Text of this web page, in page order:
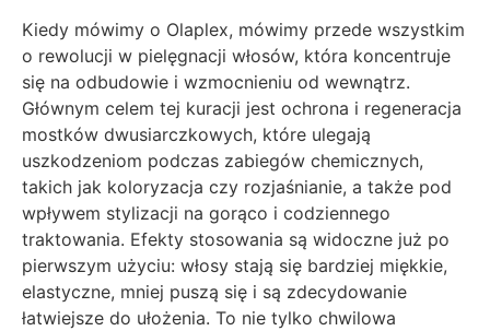
Kiedy mówimy o Olaplex, mówimy przede wszystkim
o rewolucji w pielęgnacji włosów, która koncentruje
się na odbudowie i wzmocnieniu od wewnątrz.
Głównym celem tej kuracji jest ochrona i regeneracja
mostków dwusiarczkowych, które ulegają
uszkodzeniom podczas zabiegów chemicznych,
takich jak koloryzacja czy rozjaśnianie, a także pod
wpływem stylizacji na gorąco i codziennego
traktowania. Efekty stosowania są widoczne już po
pierwszym użyciu: włosy stają się bardziej miękkie,
elastyczne, mniej puszą się i są zdecydowanie
łatwiejsze do ułożenia. To nie tylko chwilowa